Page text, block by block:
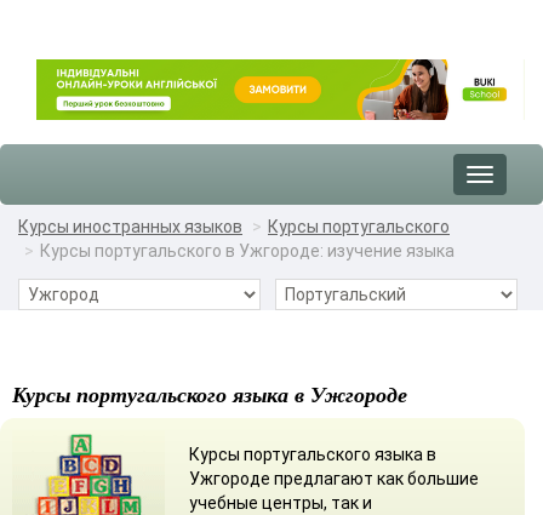
Toggle
Курсы иностранных языков
Курсы португальского
Курсы португальского в Ужгороде: изучение языка
Курсы португальского языка в Ужгороде
Курсы португальского языка в
Ужгороде предлагают как большие
учебные центры, так и